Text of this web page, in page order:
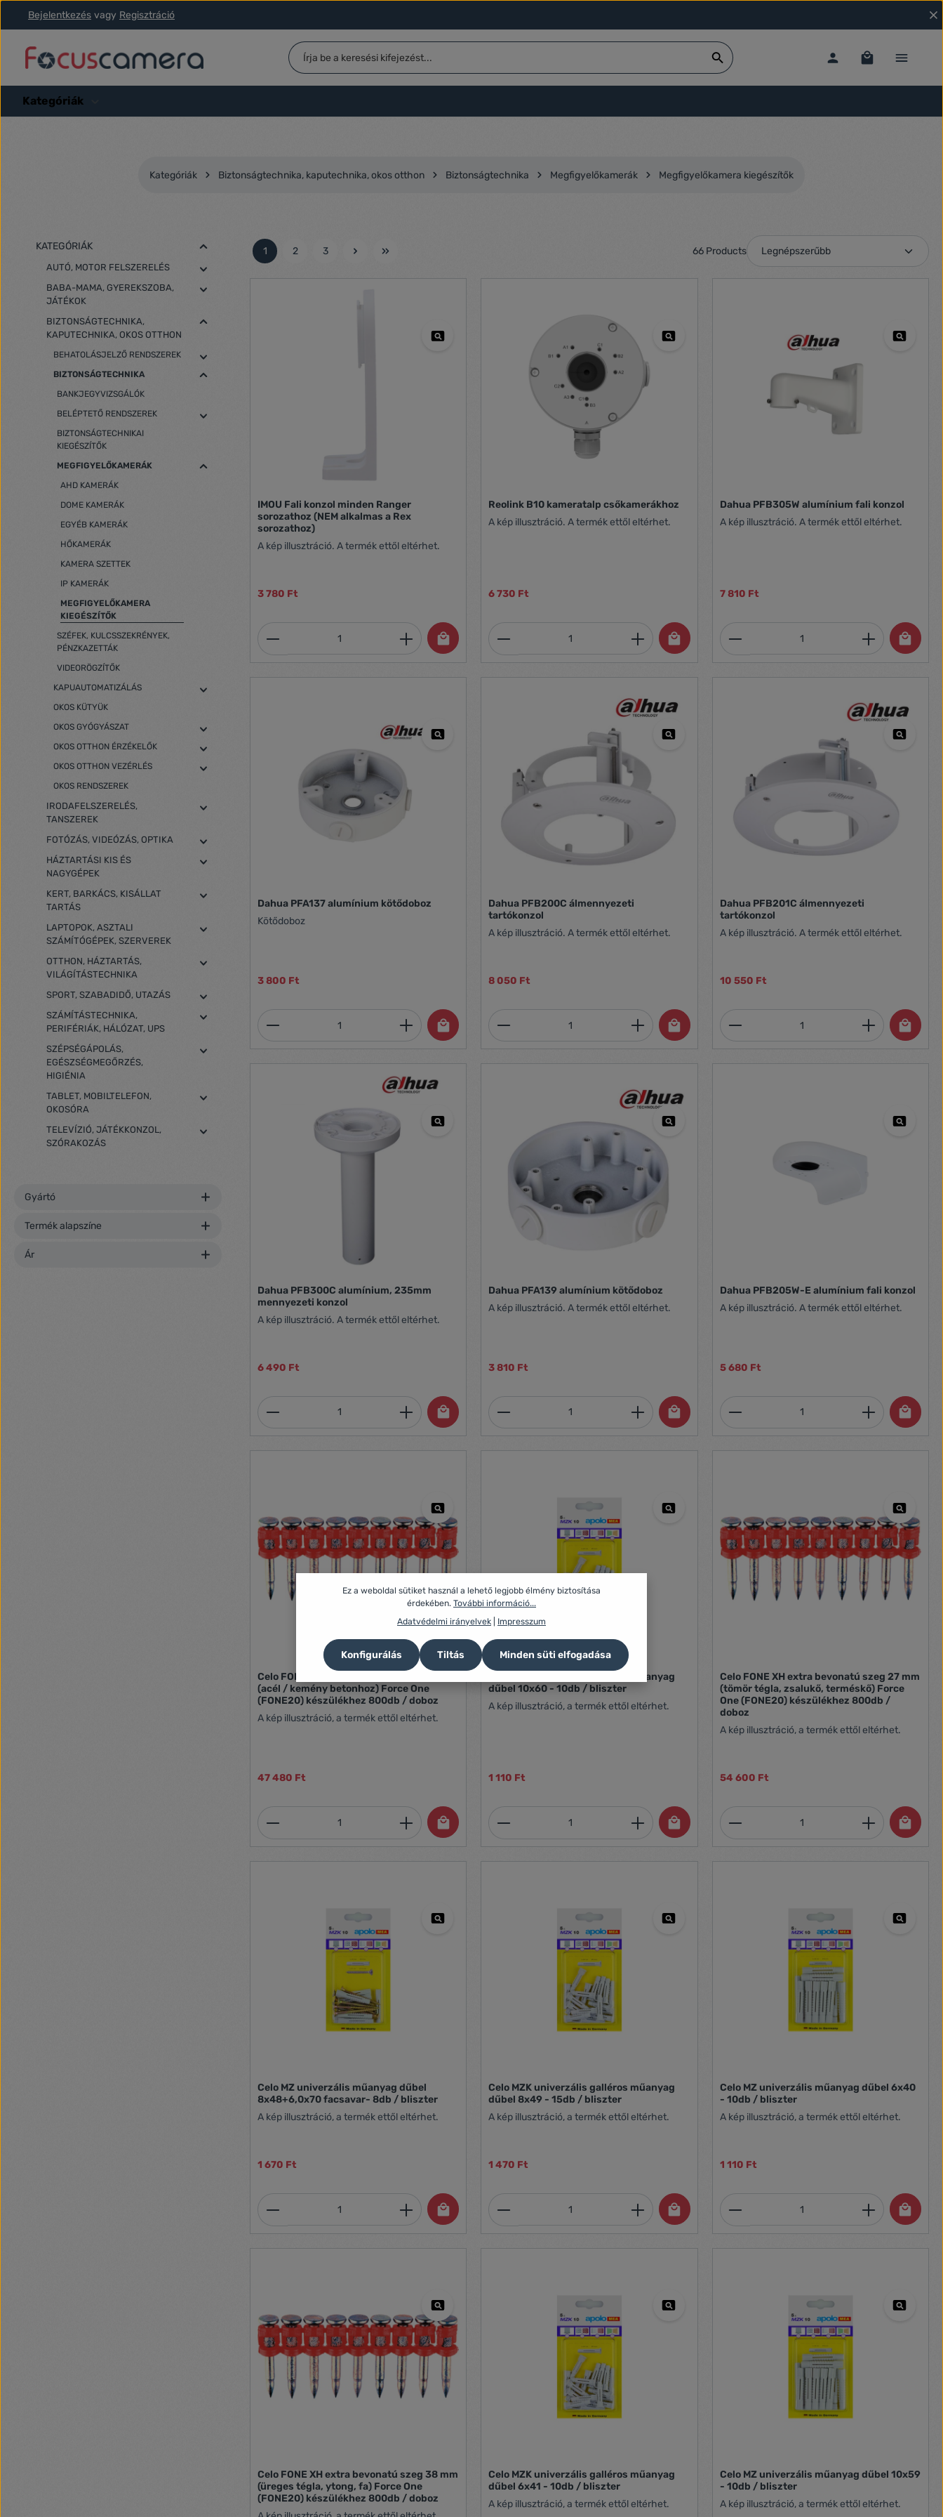
a fő tartalomra
Ugrás a kereséshez
Ugrás a fő navigációhoz
Bejelentkezés vagy Regisztráció
Kategóriák
Kategóriák Biztonságtechnika, kaputechnika, okos otthon Biztonságtechnika Megfigyelőkamerák Megfigyelőkamera kiegészítők
KATEGÓRIÁK
AUTÓ, MOTOR FELSZERELÉS
BABA-MAMA, GYEREKSZOBA,
JÁTÉKOK
BIZTONSÁGTECHNIKA,
KAPUTECHNIKA, OKOS OTTHON
BEHATOLÁSJELZŐ RENDSZEREK
BIZTONSÁGTECHNIKA
BANKJEGYVIZSGÁLÓK
BELÉPTETŐ RENDSZEREK
BIZTONSÁGTECHNIKAI
KIEGÉSZÍTŐK
MEGFIGYELŐKAMERÁK
AHD KAMERÁK
DOME KAMERÁK
EGYÉB KAMERÁK
HŐKAMERÁK
KAMERA SZETTEK
IP KAMERÁK
MEGFIGYELŐKAMERA
KIEGÉSZÍTŐK
SZÉFEK, KULCSSZEKRÉNYEK,
PÉNZKAZETTÁK
VIDEORÖGZÍTŐK
KAPUAUTOMATIZÁLÁS
OKOS KÜTYÜK
OKOS GYÓGYÁSZAT
OKOS OTTHON ÉRZÉKELŐK
OKOS OTTHON VEZÉRLÉS
OKOS RENDSZEREK
IRODAFELSZERELÉS,
TANSZEREK
FOTÓZÁS, VIDEÓZÁS, OPTIKA
HÁZTARTÁSI KIS ÉS
NAGYGÉPEK
KERT, BARKÁCS, KISÁLLAT
TARTÁS
LAPTOPOK, ASZTALI
SZÁMÍTÓGÉPEK, SZERVEREK
OTTHON, HÁZTARTÁS,
VILÁGÍTÁSTECHNIKA
SPORT, SZABADIDŐ, UTAZÁS
SZÁMÍTÁSTECHNIKA,
PERIFÉRIÁK, HÁLÓZAT, UPS
SZÉPSÉGÁPOLÁS,
EGÉSZSÉGMEGŐRZÉS,
HIGIÉNIA
TABLET, MOBILTELEFON,
OKOSÓRA
TELEVÍZIÓ, JÁTÉKKONZOL,
SZÓRAKOZÁS
Gyártó
Termék alapszíne
Ár
Oldal
1
Oldal
2
Oldal
3 66 Products
IMOU Fali konzol minden Ranger
sorozathoz (NEM alkalmas a Rex
sorozathoz)
A kép illusztráció. A termék ettől eltérhet.
3 780 Ft
Termékmennyiség: Adja meg a kívánt mennyiséget, vagy használja a gombokat a
Reolink B10 kameratalp csőkamerákhoz
A kép illusztráció. A termék ettől eltérhet.
6 730 Ft
Termékmennyiség: Adja meg a kívánt mennyiséget, vagy
Dahua PFB305W alumínium fali konzol
A kép illusztráció. A termék ettől eltérhet.
7 810 Ft
Termékmennyiség: Adja
Dahua PFA137 alumínium kötődoboz
Kötődoboz
3 800 Ft
Termékmennyiség: Adja meg a kívánt mennyiséget, vagy használja a gombokat a
Dahua PFB200C álmennyezeti
tartókonzol
A kép illusztráció. A termék ettől eltérhet.
8 050 Ft
Termékmennyiség: Adja meg a kívánt mennyiséget, vagy
Dahua PFB201C álmennyezeti
tartókonzol
A kép illusztráció. A termék ettől eltérhet.
10 550 Ft
Termékmennyiség: Adja
Dahua PFB300C alumínium, 235mm
mennyezeti konzol
A kép illusztráció. A termék ettől eltérhet.
6 490 Ft
Termékmennyiség: Adja meg a kívánt mennyiséget, vagy használja a gombokat a
Dahua PFA139 alumínium kötődoboz
A kép illusztráció. A termék ettől eltérhet.
3 810 Ft
Termékmennyiség: Adja meg a kívánt mennyiséget, vagy
Dahua PFB205W-E alumínium fali konzol
A kép illusztráció. A termék ettől eltérhet.
5 680 Ft
Termékmennyiség: Adja
Celo FONE XH extra bevonatú szeg 17 mm
(acél / kemény betonhoz) Force One
(FONE20) készülékhez 800db / doboz
A kép illusztráció, a termék ettől eltérhet.
47 480 Ft
Termékmennyiség: Adja meg a kívánt mennyiséget, vagy használja a gombokat a
Celo MZK univerzális galléros műanyag
dűbel 10x60 - 10db / bliszter
A kép illusztráció, a termék ettől eltérhet.
1 110 Ft
Termékmennyiség: Adja meg a kívánt mennyiséget, vagy
Celo FONE XH extra bevonatú szeg 27 mm
(tömör tégla, zsalukő, terméskő) Force
One (FONE20) készülékhez 800db /
doboz
A kép illusztráció, a termék ettől eltérhet.
54 600 Ft
Termékmennyiség: Adja
Celo MZ univerzális műanyag dűbel
8x48+6,0x70 facsavar- 8db / bliszter
A kép illusztráció, a termék ettől eltérhet.
1 670 Ft
Termékmennyiség: Adja meg a kívánt mennyiséget, vagy használja a gombokat a
Celo MZK univerzális galléros műanyag
dűbel 8x49 - 15db / bliszter
A kép illusztráció, a termék ettől eltérhet.
1 470 Ft
Termékmennyiség: Adja meg a kívánt mennyiséget, vagy
Celo MZ univerzális műanyag dűbel 6x40
- 10db / bliszter
A kép illusztráció, a termék ettől eltérhet.
1 110 Ft
Termékmennyiség: Adja
Celo FONE XH extra bevonatú szeg 38 mm
(üreges tégla, ytong, fa) Force One
(FONE20) készülékhez 800db / doboz
Celo MZK univerzális galléros műanyag
dűbel 6x41 - 10db / bliszter
A kép illusztráció, a termék ettől eltérhet.
Celo MZ univerzális műanyag dűbel 10x59
- 10db / bliszter
A kép illusztráció, a termék ettől eltérhet.
Ez a weboldal sütiket használ a lehető legjobb élmény biztosítása
érdekében. További információ...
Adatvédelmi irányelvek
Impresszum
Tiltás
Konfigurálás Minden süti elfogadása